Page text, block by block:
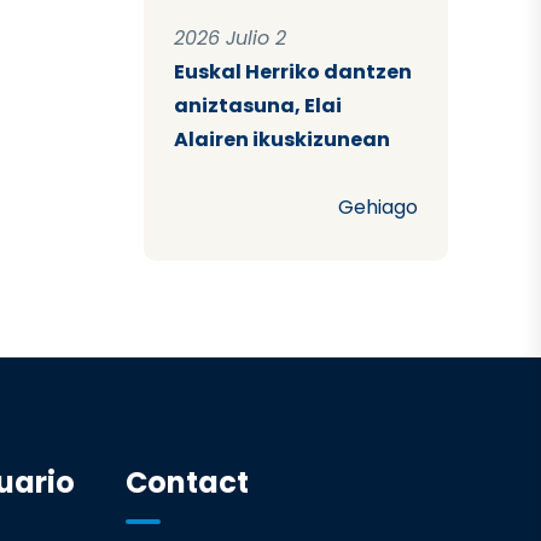
2026 Julio 2
Euskal Herriko dantzen
aniztasuna, Elai
Alairen ikuskizunean
Gehiago
Contact